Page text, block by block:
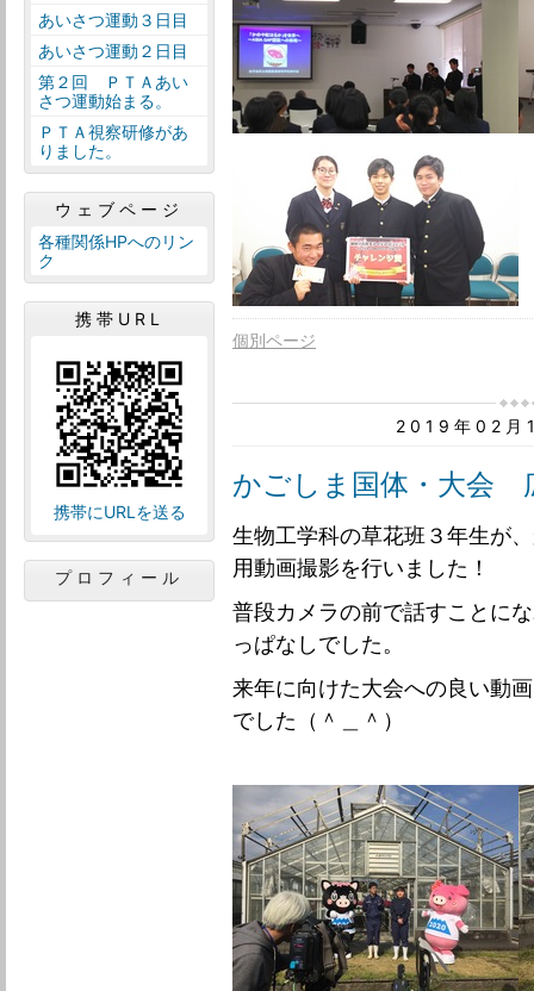
個別ページ
2019年02月
かごしま国体・大会
生物工学科の草花班３年生が
用動画撮影を行いました！
普段カメラの前で話すことに
っぱなしでした。
来年に向けた大会への良い動
でした（＾＿＾）
あいさつ運動３日目
あいさつ運動２日目
第２回 ＰＴＡあい
さつ運動始まる。
ＰＴＡ視察研修があ
りました。
ウェブページ
各種関係HPへのリン
ク
携帯URL
携帯にURLを送る
プロフィール